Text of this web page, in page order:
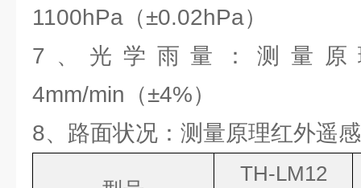
1100hPa（±0.02hPa）
7、光学雨量：测量
4mm/min（±4%）
8、路面状况：测量原理红外遥
TH-LM12